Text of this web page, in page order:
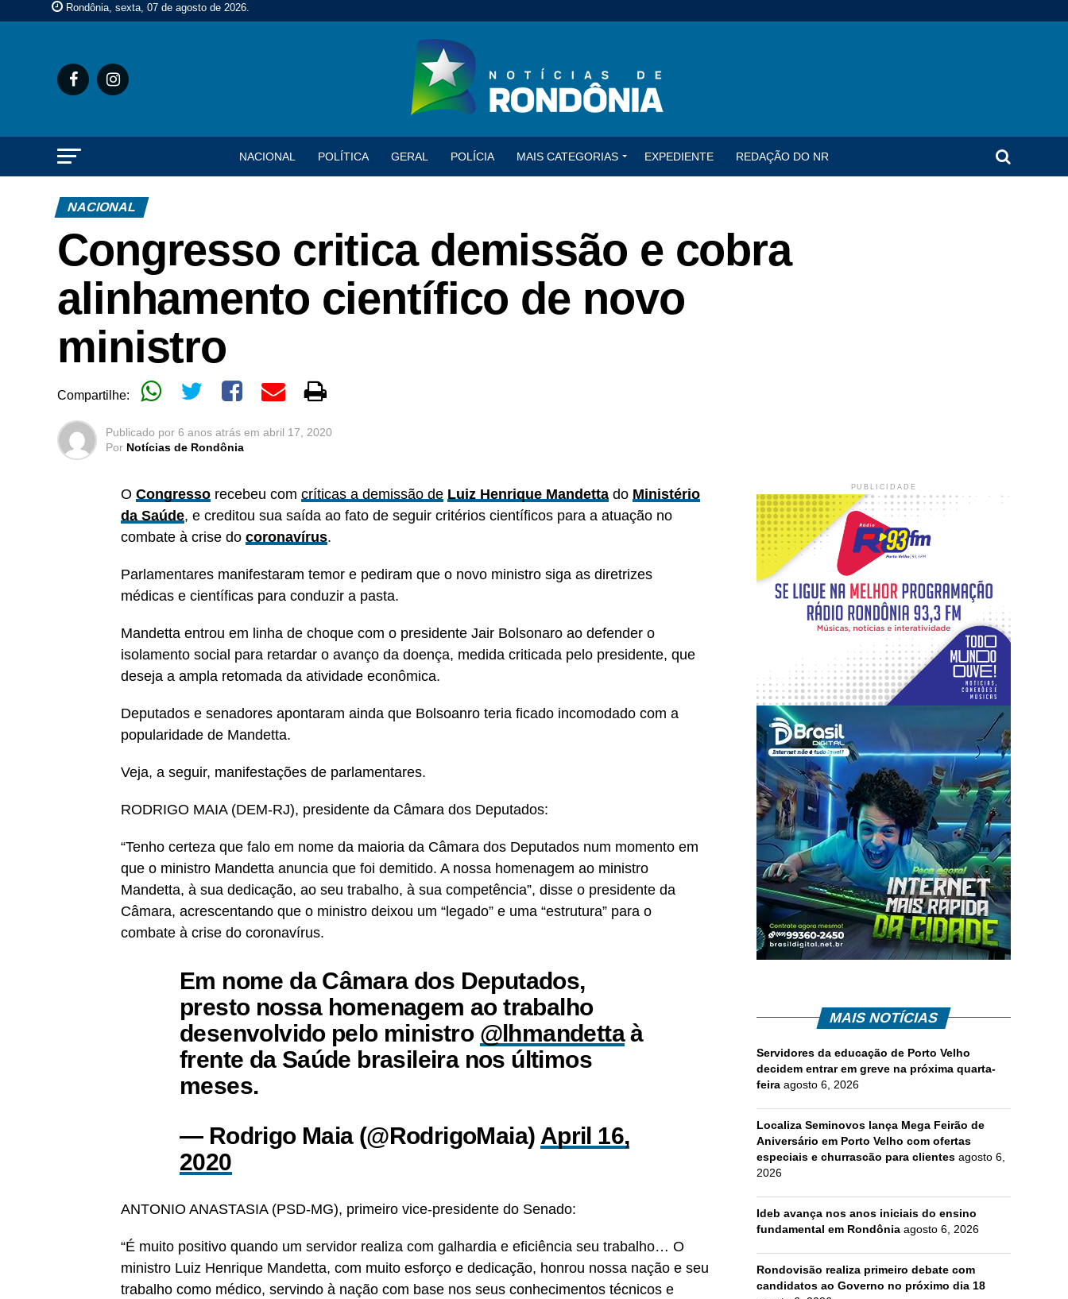
Rondônia, sexta, 07 de agosto de 2026.
NACIONAL POLÍTICA GERAL POLÍCIA MAIS CATEGORIAS EXPEDIENTE REDAÇÃO DO NR
NACIONAL
Congresso critica demissão e cobra
alinhamento científico de novo
ministro
Compartilhe:
Publicado por 6 anos atrás em abril 17, 2020
Por Notícias de Rondônia
O Congresso recebeu com críticas a demissão de Luiz Henrique Mandetta do Ministério
da Saúde, e creditou sua saída ao fato de seguir critérios científicos para a atuação no
combate à crise do coronavírus.
Parlamentares manifestaram temor e pediram que o novo ministro siga as diretrizes
médicas e científicas para conduzir a pasta.
Mandetta entrou em linha de choque com o presidente Jair Bolsonaro ao defender o
isolamento social para retardar o avanço da doença, medida criticada pelo presidente, que
deseja a ampla retomada da atividade econômica.
Deputados e senadores apontaram ainda que Bolsoanro teria ficado incomodado com a
popularidade de Mandetta.
Veja, a seguir, manifestações de parlamentares.
RODRIGO MAIA (DEM-RJ), presidente da Câmara dos Deputados:
“Tenho certeza que falo em nome da maioria da Câmara dos Deputados num momento em
que o ministro Mandetta anuncia que foi demitido. A nossa homenagem ao ministro
Mandetta, à sua dedicação, ao seu trabalho, à sua competência”, disse o presidente da
Câmara, acrescentando que o ministro deixou um “legado” e uma “estrutura” para o
combate à crise do coronavírus.
Em nome da Câmara dos Deputados,
presto nossa homenagem ao trabalho
desenvolvido pelo ministro @lhmandettaà
frente da Saúde brasileira nos últimos
meses.
— Rodrigo Maia (@RodrigoMaia) April 16,
2020
ANTONIO ANASTASIA (PSD-MG), primeiro vice-presidente do Senado:
“É muito positivo quando um servidor realiza com galhardia e eficiência seu trabalho… O
ministro Luiz Henrique Mandetta, com muito esforço e dedicação, honrou nossa nação e seu
trabalho como médico, servindo à nação com base nos seus conhecimentos técnicos e
PUBLICIDADE
MAIS NOTÍCIAS
Servidores da educação de Porto Velho
decidem entrar em greve na próxima quarta-
feira agosto 6, 2026
Localiza Seminovos lança Mega Feirão de
Aniversário em Porto Velho com ofertas
especiais e churrascão para clientes agosto 6,
2026
Ideb avança nos anos iniciais do ensino
fundamental em Rondônia agosto 6, 2026
Rondovisão realiza primeiro debate com
candidatos ao Governo no próximo dia 18